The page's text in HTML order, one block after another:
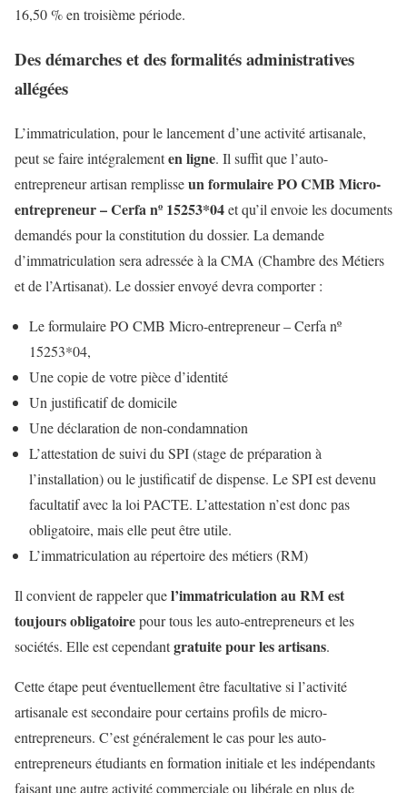
16,50 % en troisième période.
Des démarches et des formalités administratives
allégées
L’immatriculation, pour le lancement d’une activité artisanale,
peut se faire intégralementen ligne. Il suffit que l’auto-
entrepreneur artisan remplisseun formulaire PO CMB Micro-
entrepreneur – Cerfa nº 15253*04et qu’il envoie les documents
demandés pour la constitution du dossier. La demande
d’immatriculation sera adressée à la CMA (Chambre des Métiers
et de l’Artisanat). Le dossier envoyé devra comporter :
Le formulaire PO CMB Micro-entrepreneur – Cerfa nº
15253*04,
Une copie de votre pièce d’identité
Un justificatif de domicile
Une déclaration de non-condamnation
L’attestation de suivi du SPI (stage de préparation à
l’installation) ou le justificatif de dispense. Le SPI est devenu
facultatif avec la loi PACTE. L’attestation n’est donc pas
obligatoire, mais elle peut être utile.
L’immatriculation au répertoire des métiers (RM)
Il convient de rappeler quel’immatriculation au RM est
toujours obligatoirepour tous les auto-entrepreneurs et les
sociétés. Elle est cependantgratuite pour les artisans.
Cette étape peut éventuellement être facultative si l’activité
artisanale est secondaire pour certains profils de micro-
entrepreneurs. C’est généralement le cas pour les auto-
entrepreneurs étudiants en formation initiale et les indépendants
faisant une autre activité commerciale ou libérale en plus de